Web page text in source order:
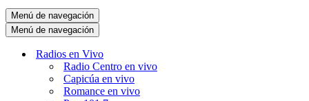
Menú de navegación
Menú de navegación
Radios en Vivo
Radio Centro en vivo
Capicúa en vivo
Romance en vivo